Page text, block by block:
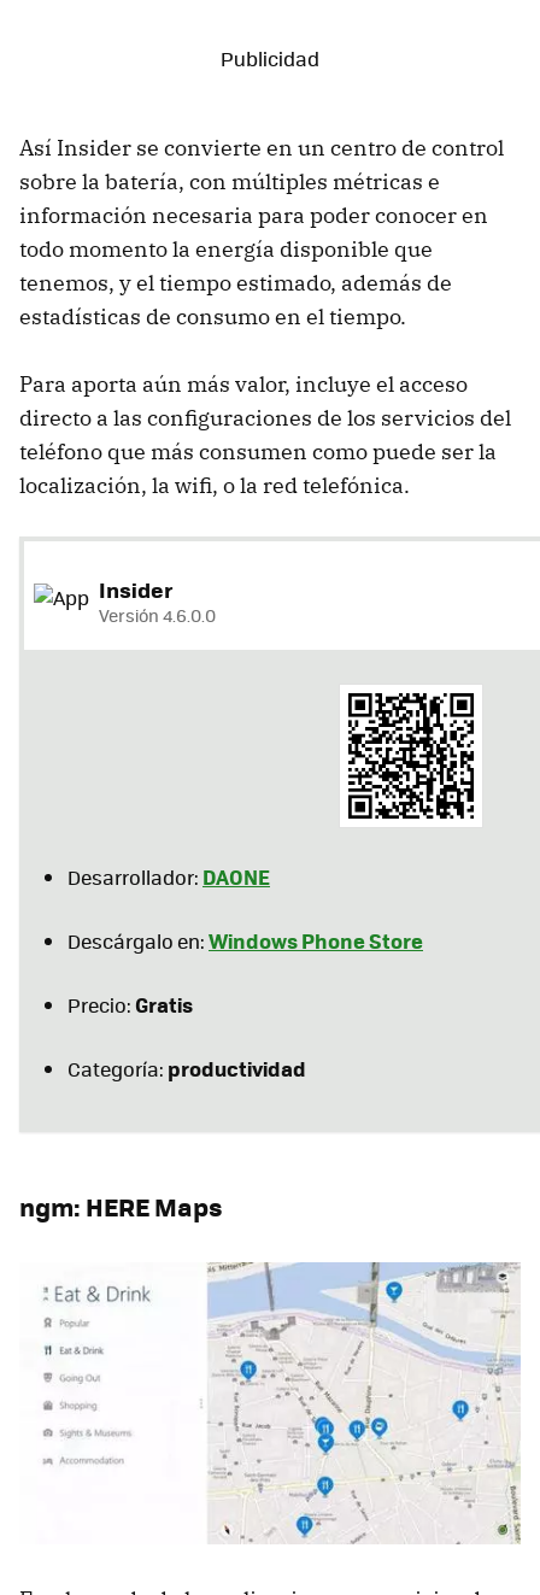
Así Insider se convierte en un centro de control
sobre la batería, con múltiples métricas e
información necesaria para poder conocer en
todo momento la energía disponible que
tenemos, y el tiempo estimado, además de
estadísticas de consumo en el tiempo.
Para aporta aún más valor, incluye el acceso
directo a las configuraciones de los servicios del
teléfono que más consumen como puede ser la
localización, la wifi, o la red telefónica.
Insider
Versión 4.6.0.0
Desarrollador: DAONE
Descárgalo en:Windows Phone Store
Precio:Gratis
Categoría: productividad
ngm: HERE Maps